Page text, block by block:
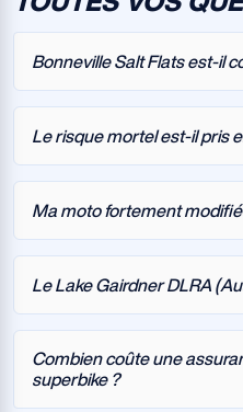
Bonneville Salt Flats est-il
Le risque mortel est-il pris
Ma moto fortement
Le Lake Gairdner DLRA
Combien coûte une
superbike ?